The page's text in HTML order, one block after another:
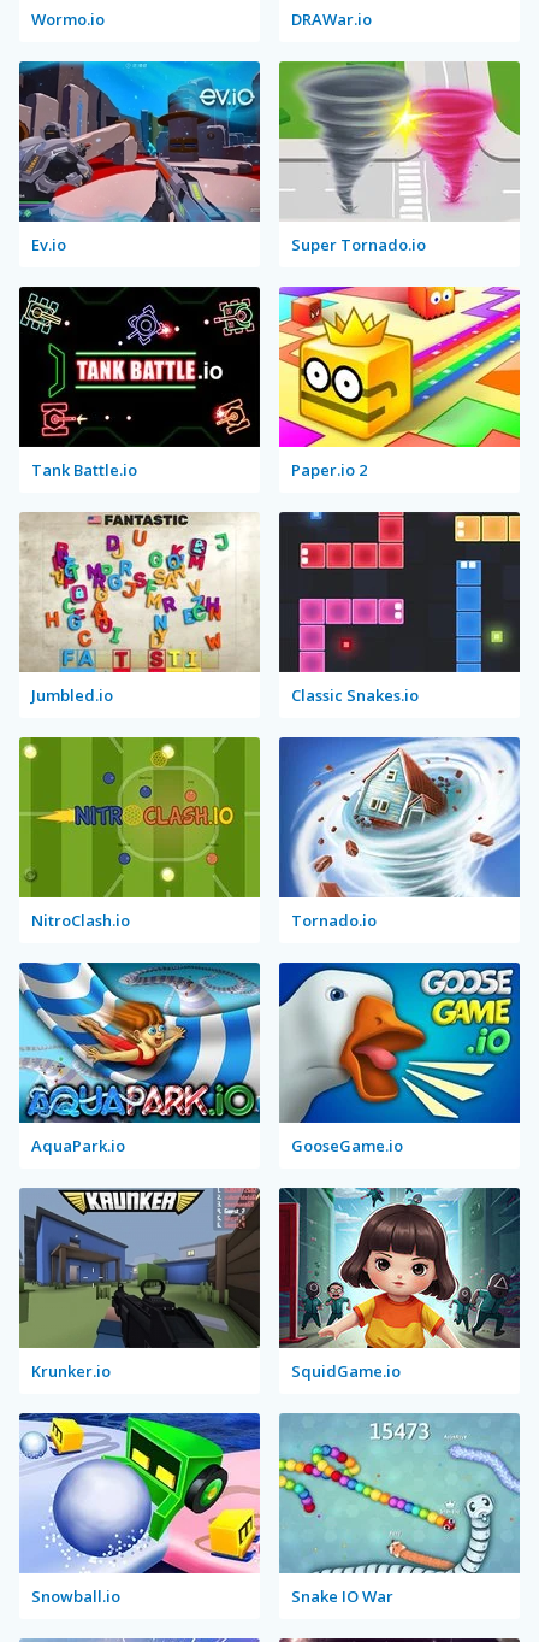
Wormo.io DRAWar.io
Ev.io Super Tornado.io
Tank Battle.io Paper.io 2
Jumbled.io Classic Snakes.io
NitroClash.io Tornado.io
AquaPark.io GooseGame.io
Krunker.io SquidGame.io
Snowball.io Snake IO War